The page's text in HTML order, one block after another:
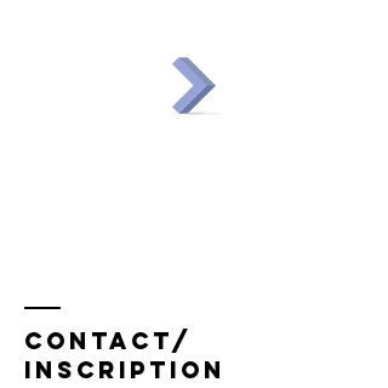
contact/
inscription